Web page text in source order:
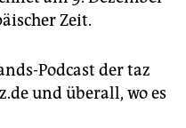
Zeit.
Podcast der taz
und überall, wo es